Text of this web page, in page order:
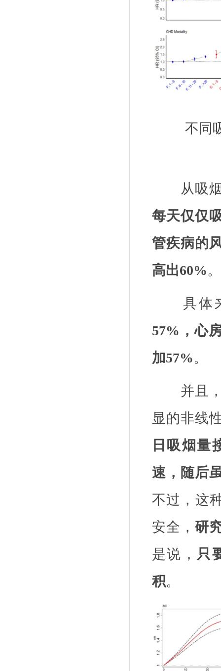
不同
从吸
每天仅仅
管疾病的
高出60%。
具体
57% ，心
加57%。
并且
显的非线
日吸烟量
速，随后
不过，这
安全，研
是说， 只
积。